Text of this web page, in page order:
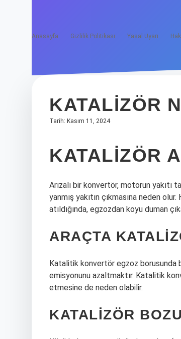
Anasayfa Gizlilik Politikası Yasal Uyarı
KATALIZÖR
Tarih: Kasım 11, 2024
KATALIZÖR
Arızalı bir konvertör, motorun yakıtı
yanmış yakıtın çıkmasına neden
atıldığında, egzozdan koyu duman
ARAÇTA
Katalitik konvertör egzoz borusunda
emisyonunu azaltmaktır. Katalitik
etmesine de neden olabilir.
KATALIZÖR